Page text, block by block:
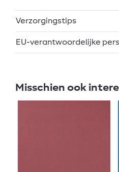
Verzorgingstips
EU-verantwoordelijke
Misschien ook